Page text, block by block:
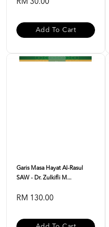
RM 30.00
Add To Cart
Garis Masa Hayat Al-Rasul
SAW - Dr. Zulkifli M...
RM 130.00